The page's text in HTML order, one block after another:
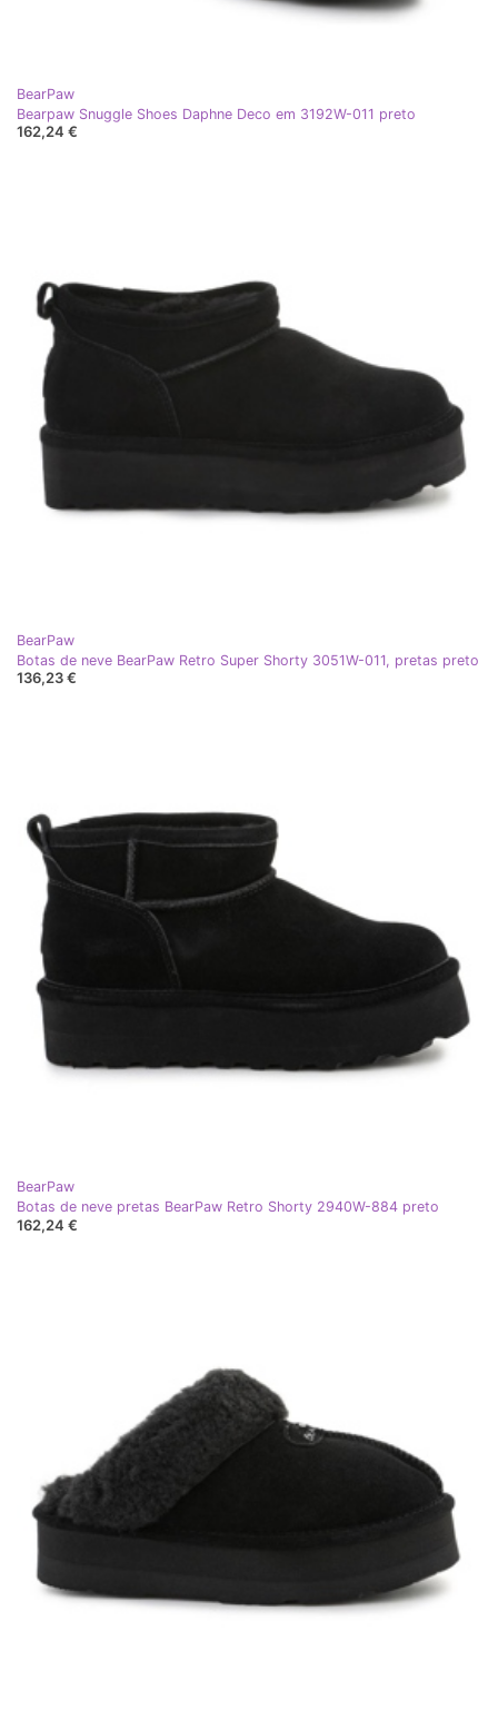
BearPaw
Bearpaw Snuggle Shoes Daphne Deco em 3192W-011 preto
162,24 €
BearPaw
Botas de neve BearPaw Retro Super Shorty 3051W-011, pretas preto
136,23 €
BearPaw
Botas de neve pretas BearPaw Retro Shorty 2940W-884 preto
162,24 €